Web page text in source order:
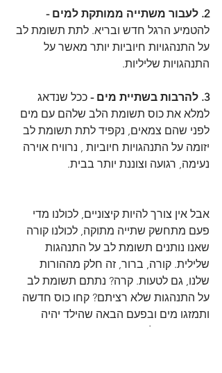
2. לעבור משתייה ממותקת למים -
להטמיע הרגל חדש ובריא. לתת תשומת לב
על התנהגויות חיוביות יותר מאשר על
התנהגויות שליליות.
3. להרבות בשתיית מים -
ככל שנדאג
למלא את כוס תשומת הלב שלהם עם מים
לפני שהם צמאים, נקפיד לתת תשומת לב
יזומה על התנהגויות חיוביות , נרוויח אוירה
נעימה, רגועה וצוננת יותר בבית.
אבל אין צורך להיות קיצוניים, לכולנו מדי
פעם מתחשק שתייה מתוקה, לכולנו קורה
שאנו נותנים תשומת לב על התנהגות
שלילית. קורה, ברור, זה חלק מההורות
שלנו, גם לטעות. קרה? נתתם תשומת לב
על התנהגות שלא רציתם? קחו כוס חדשה
ותמזגו מים ובפעם הבאה שהילד יהיה
צמא, תציעו לו את כוס המים.